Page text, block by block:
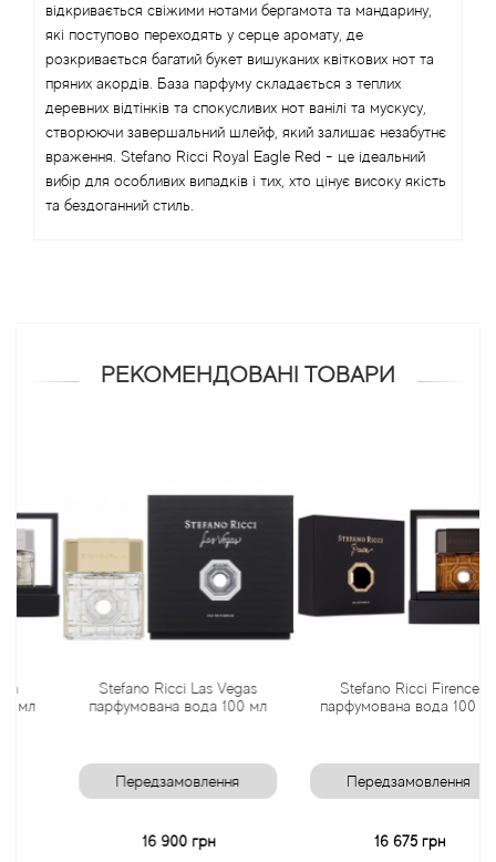
відкривається свіжими нотами бергамота та мандарину,
які поступово переходять у серце аромату, де
розкривається багатий букет вишуканих квіткових нот та
пряних акордів. База парфуму складається з теплих
деревних відтінків та спокусливих нот ванілі та мускусу,
створюючи завершальний шлейф, який залишає незабутнє
враження. Stefano Ricci Royal Eagle Red - це ідеальний
вибір для особливих випадків і тих, хто цінує високу якість
та бездоганний стиль.
РЕКОМЕНДОВАНІ ТОВАРИ
Stefano Ricci Las Vegas
парфумована вода 100 мл
Передзамовлення
16 900 грн
Stefano Ricci Firence
парфумована вода 100 мл
Передзамовлення
16 675 грн
Anna Sui
Annayake
Anne Fontaine
Annick Goutal
Antonio Puig
Arabesque Perfumes
Arabiyat
Aramis
Ariana Grande